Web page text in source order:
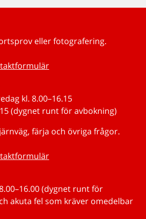
eller fotografering.
kl. 8.00–16.15
(dygnet runt för avbokning)
färja och övriga frågor.
(dygnet runt för
akuta fel som kräver omedelbar